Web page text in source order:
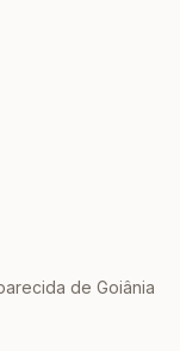
de Goiânia